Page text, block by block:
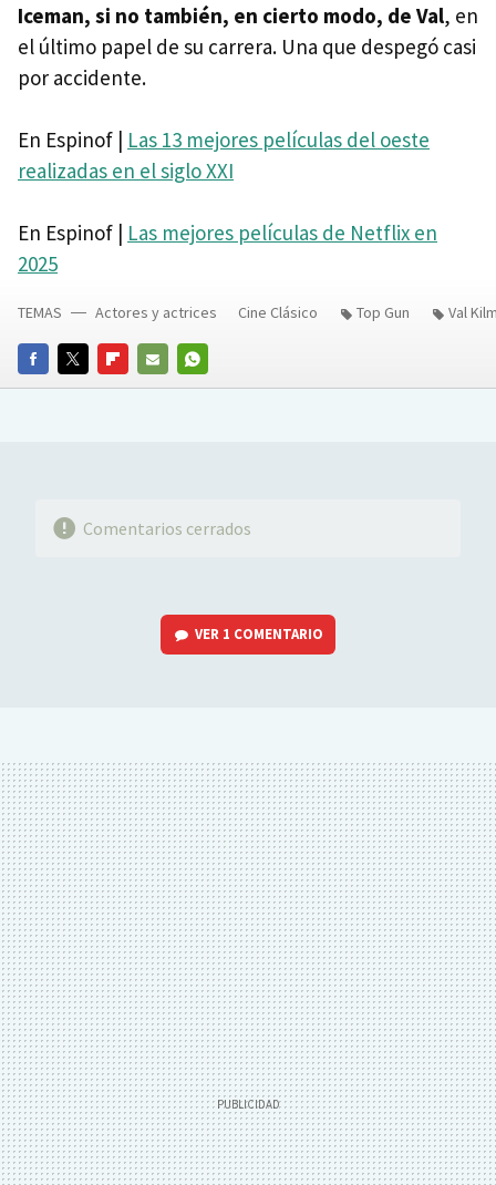
Iceman, si no también, en cierto modo, de Val, en
el último papel de su carrera. Una que despegó casi
por accidente.
En Espinof | Las 13 mejores películas del oeste
realizadas en el siglo XXI
En Espinof | Las mejores películas de Netflix en
2025
FACEBOOKTWITTERFLIPBOARD
E-
WHATSAPP
TEMAS Actores y actrices Cine Clásico Top Gun Val
Comentarios cerrados
VER 1 COMENTARIO